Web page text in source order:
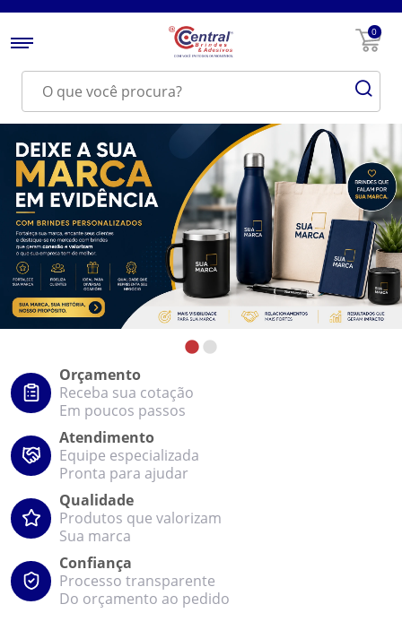
0
Orçamento
Receba sua cotação
Em poucos passos
Atendimento
Equipe especializada
Pronta para ajudar
Qualidade
Produtos que valorizam
Sua marca
Confiança
Processo transparente
Do orçamento ao pedido